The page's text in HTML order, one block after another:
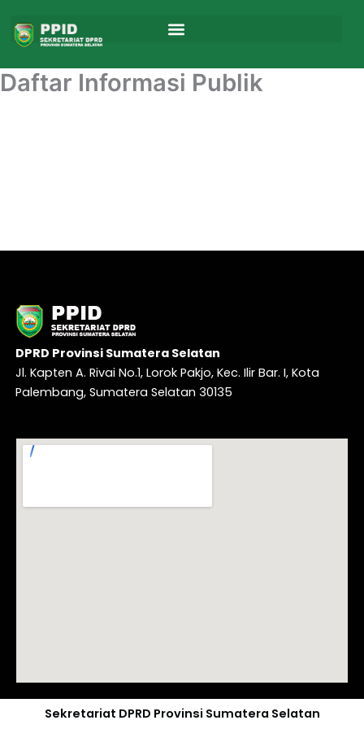
content
Daftar Informasi Publik
DPRD Provinsi Sumatera Selatan
Jl. Kapten A. Rivai No.1, Lorok Pakjo, Kec. Ilir Bar. I, Kota
Palembang, Sumatera Selatan 30135
Sekretariat DPRD Provinsi Sumatera Selatan